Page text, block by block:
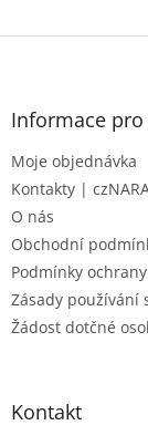
Z
Informace pro
Moje objednávka
Kontakty |
O nás
Obchodní
Podmínky
Zásady používání
Žádost dotčné
Kontakt